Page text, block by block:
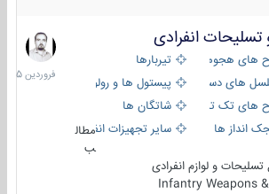
انفرادی
هجومی
تیربارها
های دستی
پیستول ها و رولورها
تک تیر اندازیشاتگان ها
انداز ها
سایر تجهیزات انفرادی
مطال
ب
و لوازم انفرادی
Infantry Weapons
17
فروردین
1405